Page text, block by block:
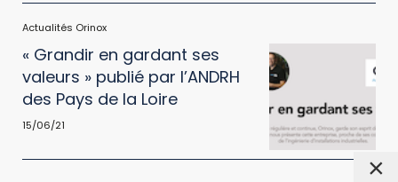
Actualités Orinox
« Grandir en gardant ses
valeurs » publié par l’ANDRH
des Pays de la Loire
15/06/21
×